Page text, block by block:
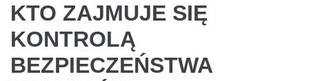
KTO ZAJMUJE SIĘ
KONTROLĄ
BEZPIECZEŃSTWA